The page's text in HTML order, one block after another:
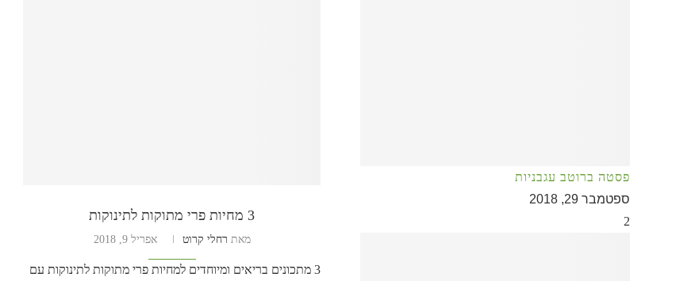
3 מחיות פרי מתוקות לתינוקות
מאת רחלי קרוט אפריל 9, 2018
3 מתכונים בריאים ומיוחדים למחיות פרי מתוקות לתינוקות עם
פסטה ברוטב עגבניות
ספטמבר 29, 2018
2